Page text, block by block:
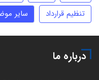
تنظیم قرارداد
سایر
درباره ما